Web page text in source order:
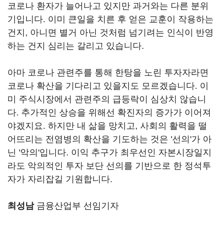
코로나 환자가 늘어나고 있지만 과거와는 다른 분위
기입니다. 이미 큰일을 치른 후 얻은 교훈이 작용하는
건지, 아니면 별거 아닌 것처럼 넘기려는 인식이 반영
하는 건지 심리는 갈리고 있습니다.
아마 코로나 관련주를 통해 한탕을 노린 투자자라면
코로나 확산을 기다리고 있을지도 모르겠습니다. 이
미 주식시장에서 관련주의 급등락이 심상치 않습니
다. 추가적인 상승을 위해선 확진자의 증가가 이어져
야겠지요. 하지만 내 삶을 망치고, 사회의 활력을 떨
어뜨리는 전염병의 확산을 기도하는 것은 '선의'가 아
닌 '악의'입니다. 이익 추구가 최우선인 자본시장일지
라도 악의적인 투자 보단 선의를 기반으로 한 정석투
자가 자리잡길 기원합니다.
최성남금융산업부 선임기자